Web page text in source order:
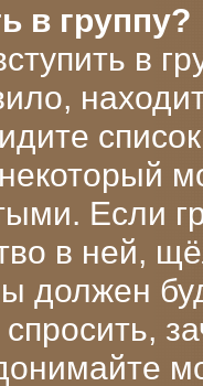
в группу?
в
Если
в ней,
должен